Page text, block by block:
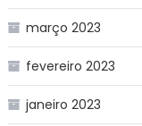
março 2023
fevereiro 2023
janeiro 2023